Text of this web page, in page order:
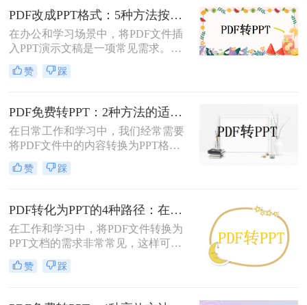
速且免费地完成格式转换都能极大提
升工作效率。那么如何免费把pdf转成
PPT呢？
PDF改成PPT格式：5种方法按页面复杂度选择！
在办公和学习场景中，将PDF文件插
入PPT演示文稿是一项常见需求。无
论是展示报告、图表，还是分享文档
内容，合理选择插入方法能显著提升
改成PPT呢？以下是五种常用方法的
详细说明，帮助您根据需求高效完成
文档整合。
赞 踩
PDF免费转PPT：2种方法的适用场景和操作差异！
在日常工作和学习中，我们经常需要
将PDF文件中的内容转换为PPT格
式，以便于演示和分享。那么PDF如
何转化为PPT免费呢？以下是两种免
PPT的转换。
赞 踩
PDF转化为PPT的4种路径：在线、客户端、插件和手动各有什么区别！
在工作和学习中，将PDF文件转换为
PPT文档的需求非常常见，这样可以
方便地进行演示和分享。那么pdf如何
转化为ppt呢？本文将介绍四种常见的
求选择最合适的方式。
赞 踩